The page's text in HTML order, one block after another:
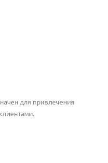
для привлечения